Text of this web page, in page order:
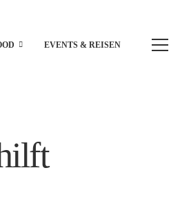
EVENTS & REISEN